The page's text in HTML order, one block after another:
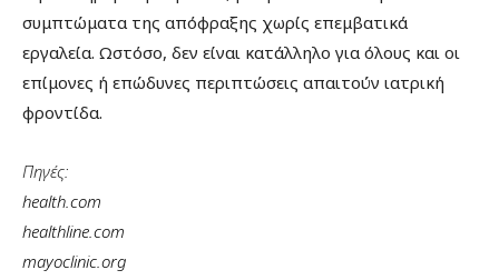
συμπτώματα της απόφραξης χωρίς επεμβατικά
εργαλεία. Ωστόσο, δεν είναι κατάλληλο για όλους και οι
επίμονες ή επώδυνες περιπτώσεις απαιτούν ιατρική
φροντίδα.
Πηγές:
health.com
healthline.com
mayoclinic.org